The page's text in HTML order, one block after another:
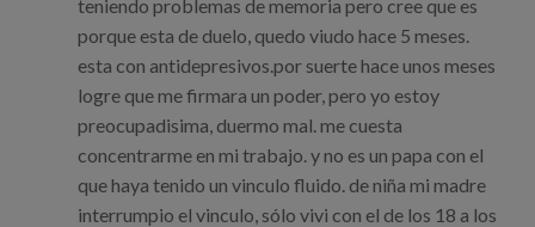
teniendo problemas de memoria pero cree que es
porque esta de duelo, quedo viudo hace 5 meses.
esta con antidepresivos.por suerte hace unos meses
logre que me firmara un poder, pero yo estoy
preocupadisima, duermo mal. me cuesta
concentrarme en mi trabajo. y no es un papa con el
que haya tenido un vinculo fluido. de niña mi madre
interrumpio el vinculo, sólo vivi con el de los 18 a los